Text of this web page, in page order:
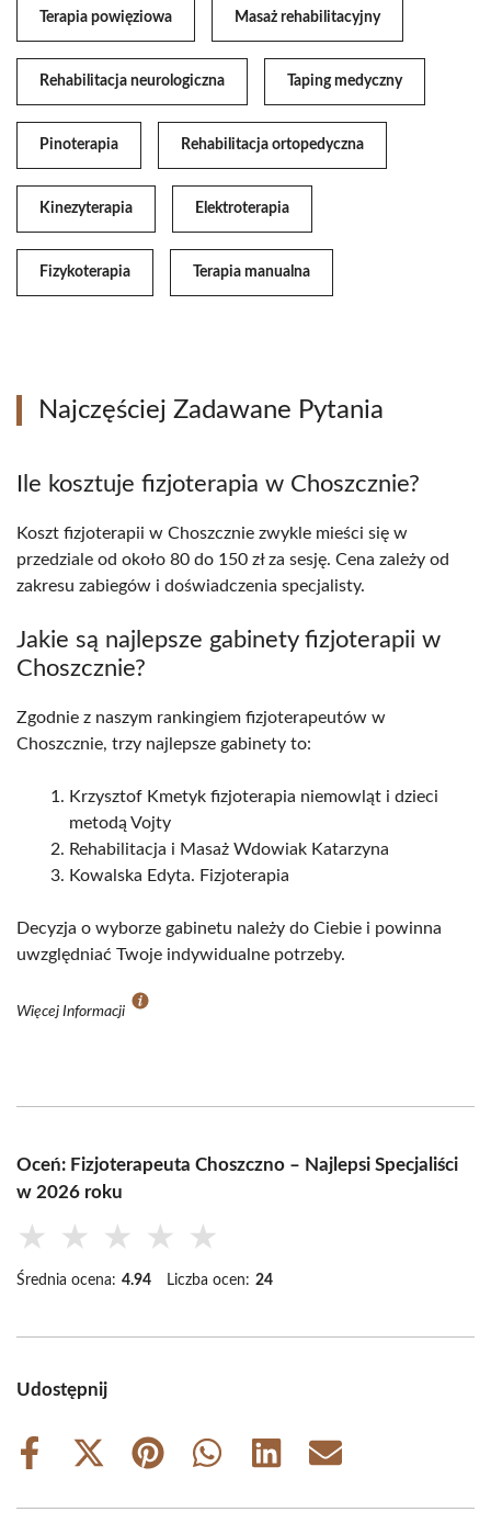
Terapia powięziowa Masaż rehabilitacyjny
Rehabilitacja neurologiczna Taping medyczny
Pinoterapia Rehabilitacja ortopedyczna
Kinezyterapia Elektroterapia
Fizykoterapia Terapia manualna
Najczęściej Zadawane Pytania
Ile kosztuje fizjoterapia w Choszcznie?
Koszt fizjoterapii w Choszcznie zwykle mieści się w
przedziale od około 80 do 150 zł za sesję. Cena zależy od
zakresu zabiegów i doświadczenia specjalisty.
Jakie są najlepsze gabinety fizjoterapii w
Choszcznie?
Zgodnie z naszym rankingiem fizjoterapeutów w
Choszcznie, trzy najlepsze gabinety to:
Krzysztof Kmetyk fizjoterapia niemowląt i dzieci
metodą Vojty
Rehabilitacja i Masaż Wdowiak Katarzyna
Kowalska Edyta. Fizjoterapia
Decyzja o wyborze gabinetu należy do Ciebie i powinna
uwzględniać Twoje indywidualne potrzeby.
Więcej Informacji
Oceń: Fizjoterapeuta Choszczno – Najlepsi Specjaliści
w 2026 roku
★ ★ ★ ★ ★
Średnia ocena: 4.94 Liczba ocen: 24
Udostępnij
Share
Share
(Twitter)
Share
Share
Share
Share